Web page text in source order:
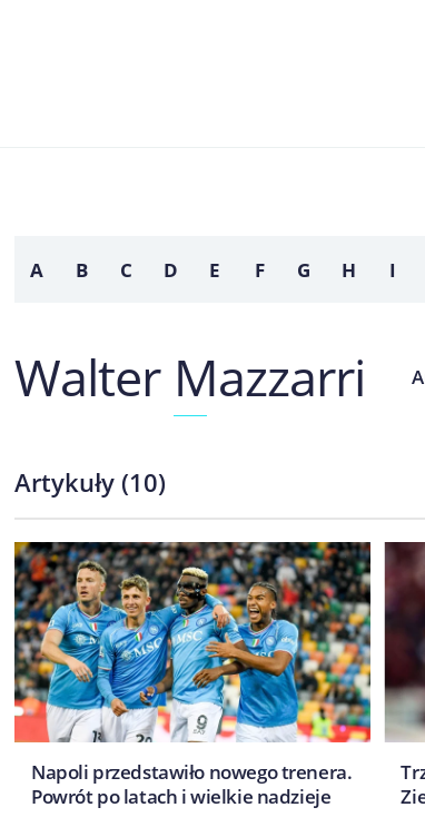
A B C D E F G H I
Walter Mazzarri
Artykuły (10)
Napoli przedstawiło nowego trenera.
Powrót po latach i wielkie nadzieje